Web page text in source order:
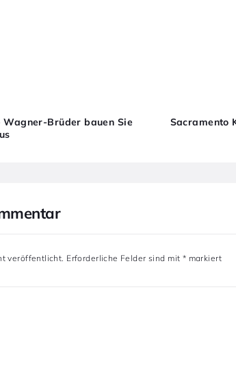
Wagner-Brüder bauen Sie
Sacramento
veröffentlicht. Erforderliche Felder sind mit * markiert